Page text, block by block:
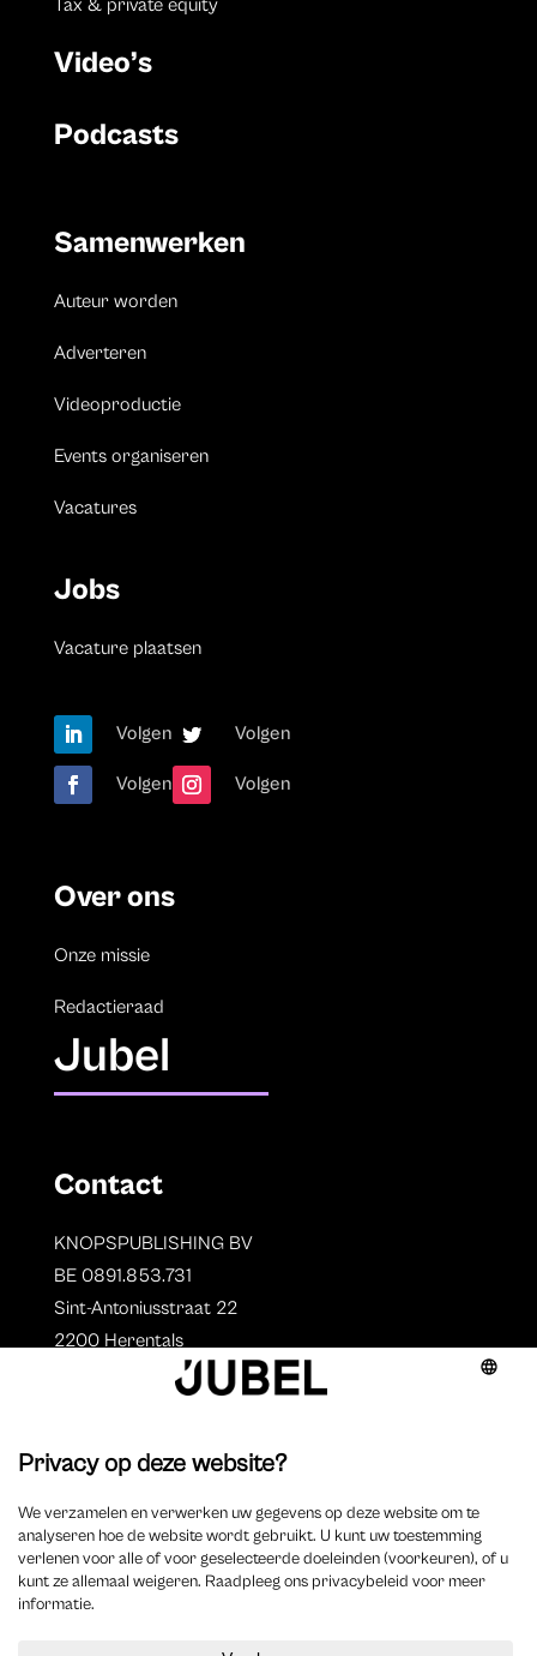
Video’s
Podcasts
Samenwerken
Auteur worden
Adverteren
Videoproductie
Events organiseren
Vacatures
Jobs
Vacature plaatsen
Volgen Volgen
Volgen Volgen
Over ons
Onze missie
Redactieraad
Jubel
Contact
KNOPSPUBLISHING BV
BE 0891.853.731
Sint-Antoniusstraat 22
2200 Herentals
Auteurs
Overzicht auteurs
Auteur worden?